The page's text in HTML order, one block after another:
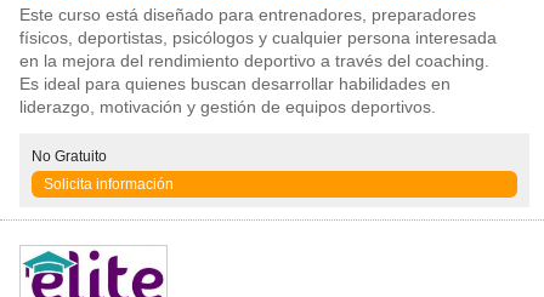
Este curso está diseñado para entrenadores, preparadores
físicos, deportistas, psicólogos y cualquier persona interesada
en la mejora del rendimiento deportivo a través del coaching.
Es ideal para quienes buscan desarrollar habilidades en
liderazgo, motivación y gestión de equipos deportivos.
No Gratuito
Solicita información